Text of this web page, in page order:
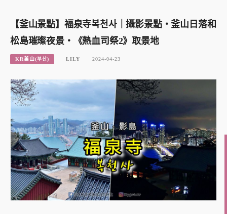
【釜山景點】福泉寺복천사｜攝影景點・釜山日落和
松島璀璨夜景・《熱血司祭2》取景地
KR釜山(부산) LILY 2024-04-23